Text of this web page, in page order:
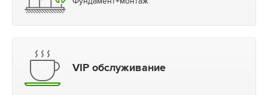
VIP обслуживание